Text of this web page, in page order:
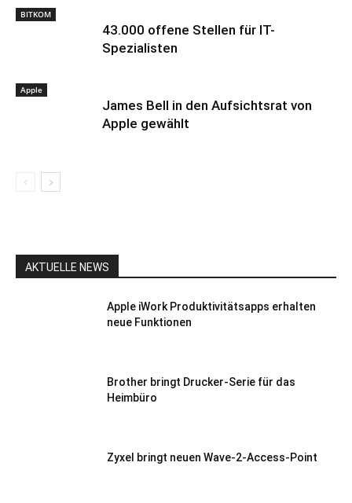
BITKOM
43.000 offene Stellen für IT-
Spezialisten
Apple
James Bell in den Aufsichtsrat von
Apple gewählt
AKTUELLE NEWS
Apple iWork Produktivitätsapps erhalten
neue Funktionen
Brother bringt Drucker-Serie für das
Heimbüro
Zyxel bringt neuen Wave-2-Access-Point